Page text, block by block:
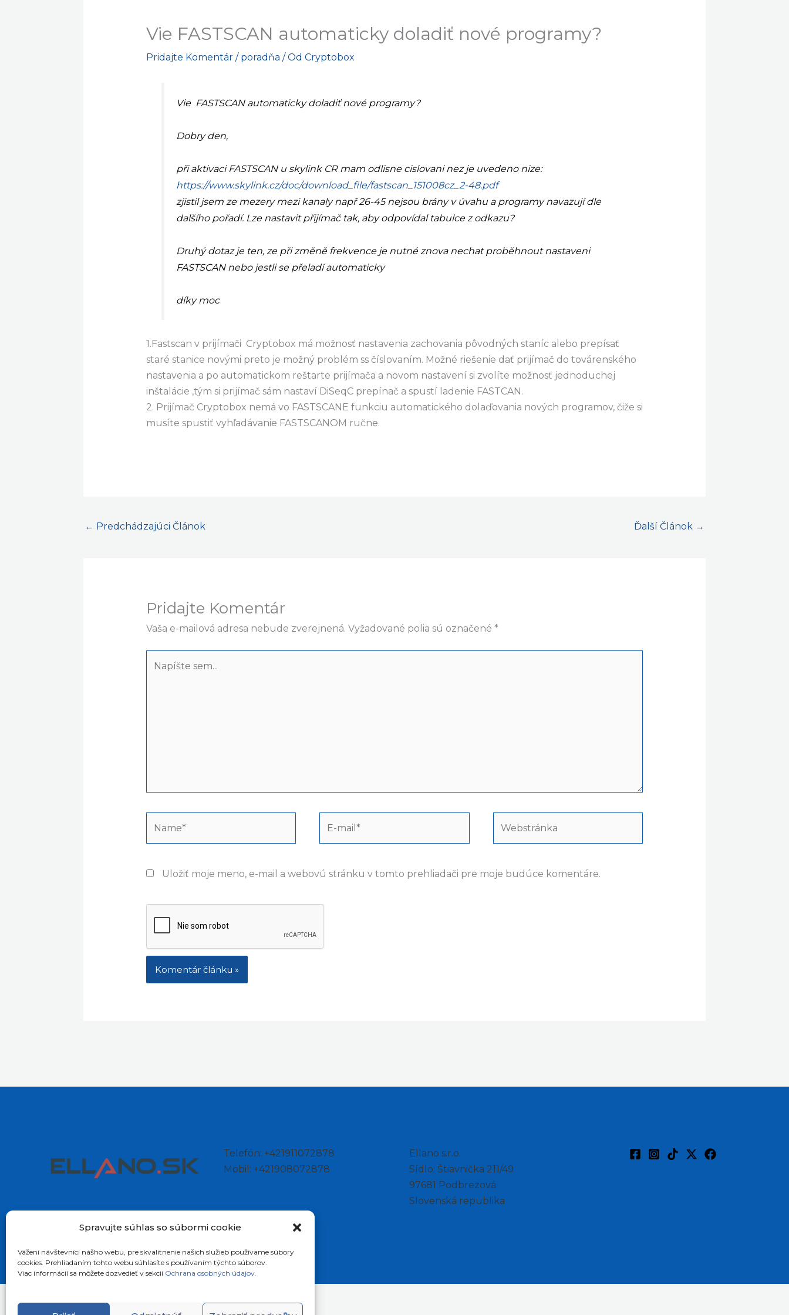
Spravujte súhlas so súbormi cookie
Vážení návštevníci nášho webu, pre skvalitnenie našich služieb používame súbory
cookies. Prehliadaním tohto webu súhlasíte s používaním týchto súborov.
Viac informácií sa môžete dozvedieť v sekcii Ochrana osobných údajov.
Vie FASTSCAN automaticky doladiť nové programy?
Pridajte Komentár / poradňa / Od Cryptobox
Vie FASTSCAN automaticky doladiť nové programy?
Dobry den,
při aktivaci FASTSCAN u skylink CR mam odlisne cislovani nez je uvedeno nize:
https://www.skylink.cz/doc/download_file/fastscan_151008cz_2-48.pdf
zjistil jsem ze mezery mezi kanaly např 26-45 nejsou brány v úvahu a programy navazují dle
dalšího pořadí. Lze nastavit přijímač tak, aby odpovídal tabulce z odkazu?
Druhý dotaz je ten, ze při změně frekvence je nutné znova nechat proběhnout nastaveni
FASTSCAN nebo jestli se přeladí automaticky
díky moc
1.Fastscan v prijímači Cryptobox má možnosť nastavenia zachovania pôvodných staníc alebo prepísať
staré stanice novými preto je možný problém ss číslovaním. Možné riešenie dať prijímač do továrenského
nastavenia a po automatickom reštarte prijímača a novom nastavení si zvolíte možnosť jednoduchej
inštalácie ,tým si prijímač sám nastaví DiSeqC prepínač a spustí ladenie FASTCAN.
2. Prijímač Cryptobox nemá vo FASTSCANE funkciu automatického dolaďovania nových programov, čiže si
musíte spustiť vyhľadávanie FASTSCANOM ručne.
← Predchádzajúci Článok Ďalší Článok →
Pridajte Komentár
Vaša e-mailová adresa nebude zverejnená. Vyžadované polia sú označené *
sem...
Uložiť moje meno, e-mail a webovú stránku v tomto prehliadači pre moje budúce komentáre.
Telefón: +421911072878
Mobil: +421908072878
Ellano s.r.o.
Sídlo: Štiavnička 211/49
97681 Podbrezová
Slovenská republika